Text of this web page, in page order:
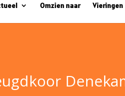
Omzien naar Vieringen